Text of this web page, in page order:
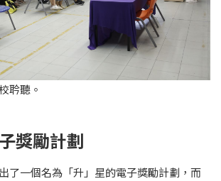
耹聽。
獎勵計劃
了一個名為「升」星的電子獎勵計劃，而